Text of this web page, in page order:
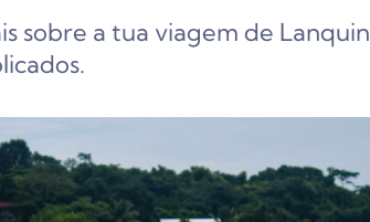
sobre a tua viagem de Lanquin